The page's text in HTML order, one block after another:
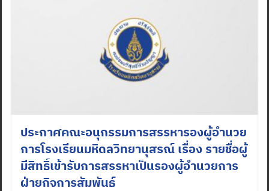
ประกาศคณะอนุกรรมการสรรหารองผู้อำนวย
การโรงเรียนมหิดลวิทยานุสรณ์ เรื่อง รายชื่อผู้
มีสิทธิ์เข้ารับการสรรหาเป็นรองผู้อำนวยการ
ฝ่ายกิจการสัมพันธ์